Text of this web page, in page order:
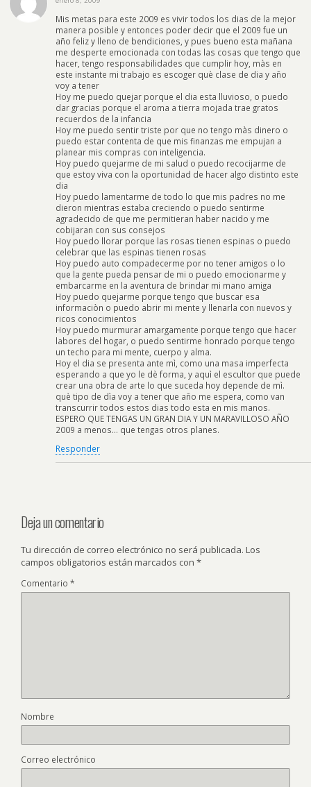
Mis metas para este 2009 es vivir todos los dias de la mejor
manera posible y entonces poder decir que el 2009 fue un
año feliz y lleno de bendiciones, y pues bueno esta mañana
me desperte emocionada con todas las cosas que tengo que
hacer, tengo responsabilidades que cumplir hoy, màs en
este instante mi trabajo es escoger què clase de dia y año
voy a tener
Hoy me puedo quejar porque el dia esta lluvioso, o puedo
dar gracias porque el aroma a tierra mojada trae gratos
recuerdos de la infancia
Hoy me puedo sentir triste por que no tengo màs dinero o
puedo estar contenta de que mis finanzas me empujan a
planear mis compras con inteligencia.
Hoy puedo quejarme de mi salud o puedo recocijarme de
que estoy viva con la oportunidad de hacer algo distinto este
dia
Hoy puedo lamentarme de todo lo que mis padres no me
dieron mientras estaba creciendo o puedo sentirme
agradecido de que me permitieran haber nacido y me
cobijaran con sus consejos
Hoy puedo llorar porque las rosas tienen espinas o puedo
celebrar que las espinas tienen rosas
Hoy puedo auto compadecerme por no tener amigos o lo
que la gente pueda pensar de mi o puedo emocionarme y
embarcarme en la aventura de brindar mi mano amiga
Hoy puedo quejarme porque tengo que buscar esa
informaciòn o puedo abrir mi mente y llenarla con nuevos y
ricos conocimientos
Hoy puedo murmurar amargamente porque tengo que hacer
labores del hogar, o puedo sentirme honrado porque tengo
un techo para mi mente, cuerpo y alma.
Hoy el dia se presenta ante mì, como una masa imperfecta
esperando a que yo le dè forma, y aquì el escultor que puede
crear una obra de arte lo que suceda hoy depende de mì.
què tipo de dìa voy a tener que año me espera, como van
transcurrir todos estos dias todo esta en mis manos.
ESPERO QUE TENGAS UN GRAN DIA Y UN MARAVILLOSO AÑO
2009 a menos… que tengas otros planes.
Responder
Deja un comentario
Tu dirección de correo electrónico no será publicada. Los
campos obligatorios están marcados con *
Comentario *
Nombre
Correo electrónico